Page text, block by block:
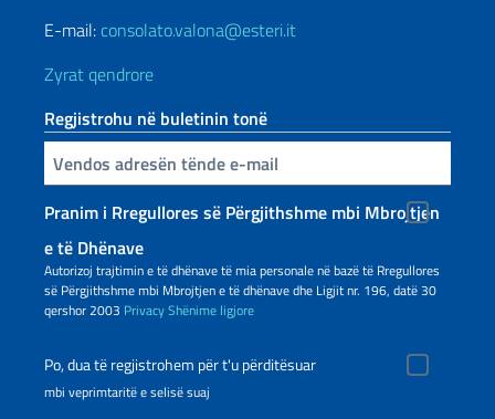
E-mail: consolato.valona@esteri.it
Zyrat qendrore
Regjistrohu në buletinin tonë
Inserisci la tua email
Pranim i Rregullores së Përgjithshme mbi Mbrojtjen
e të Dhënave
Autorizoj trajtimin e të dhënave të mia personale në bazë të Rregullores
së Përgjithshme mbi Mbrojtjen e të dhënave dhe Ligjit nr. 196, datë 30
qershor 2003 PrivacyShënime ligjore
Po, dua të regjistrohem për t'u përditësuar
mbi veprimtaritë e selisë suaj